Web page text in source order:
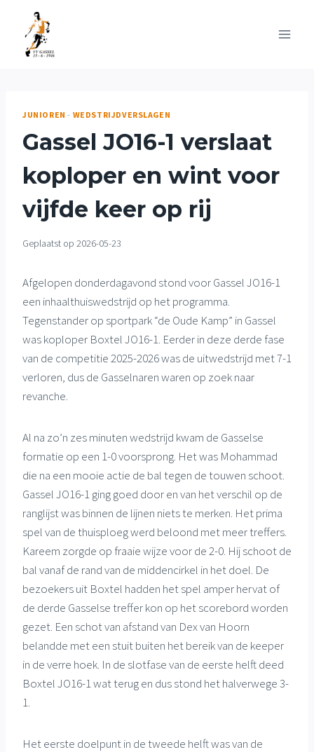
Doorgaan
inhoud
JUNIOREN - WEDSTRIJDVERSLAGEN
Gassel JO16-1 verslaat
koploper en wint voor
vijfde keer op rij
Geplaatst op 2026-05-23
Afgelopen donderdagavond stond voor Gassel JO16-1
een inhaalthuiswedstrijd op het programma.
Tegenstander op sportpark “de Oude Kamp” in Gassel
was koploper Boxtel JO16-1. Eerder in deze derde fase
van de competitie 2025-2026 was de uitwedstrijd met 7-1
verloren, dus de Gasselnaren waren op zoek naar
revanche.
Al na zo’n zes minuten wedstrijd kwam de Gasselse
formatie op een 1-0 voorsprong. Het was Mohammad
die na een mooie actie de bal tegen de touwen schoot.
Gassel JO16-1 ging goed door en van het verschil op de
ranglijst was binnen de lijnen niets te merken. Het prima
spel van de thuisploeg werd beloond met meer treffers.
Kareem zorgde op fraaie wijze voor de 2-0. Hij schoot de
bal vanaf de rand van de middencirkel in het doel. De
bezoekers uit Boxtel hadden het spel amper hervat of
de derde Gasselse treffer kon op het scorebord worden
gezet. Een schot van afstand van Dex van Hoorn
belandde met een stuit buiten het bereik van de keeper
in de verre hoek. In de slotfase van de eerste helft deed
Boxtel JO16-1 wat terug en dus stond het halverwege 3-
1.
Het eerste doelpunt in de tweede helft was van de